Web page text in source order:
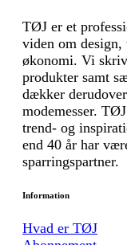
TØJ er et
viden om
økonomi. Vi
produkter samt
dækker
modemesser.
trend- og
end 40 år har
sparringspartner.
Information
Hvad er TØJ